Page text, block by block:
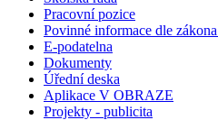
Pracovní pozice
Povinné informace dle
E-podatelna
Dokumenty
Úřední deska
Aplikace V OBRAZE
Projekty - publicita